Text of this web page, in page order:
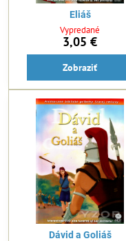
Eliáš
Vypredané
3,05 €
Zobraziť
Dávid a Goliáš